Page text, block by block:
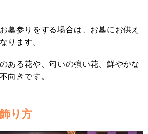
墓参りをする場合は、お墓にお供え
ります。
ある花や、匂いの強い花、鮮やかな
向きです。
り方